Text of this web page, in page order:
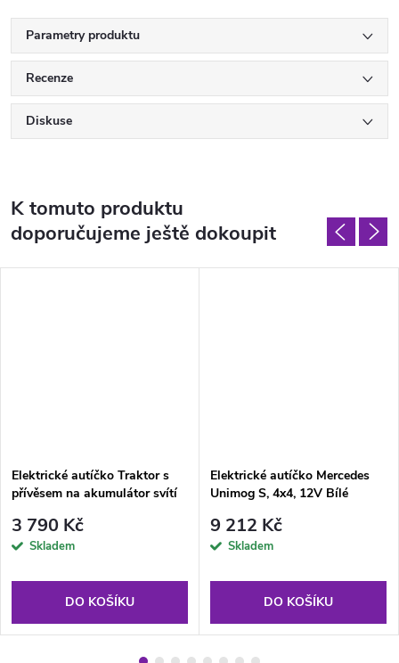
Parametry produktu
Recenze
Diskuse
K tomuto produktu
doporučujeme ještě dokoupit
Elektrické autíčko Traktor s
přívěsem na akumulátor svítí
3 790 Kč
Skladem
DO KOŠÍKU
Elektrické autíčko Mercedes
Unimog S, 4x4, 12V Bílé
9 212 Kč
Skladem
DO KOŠÍKU